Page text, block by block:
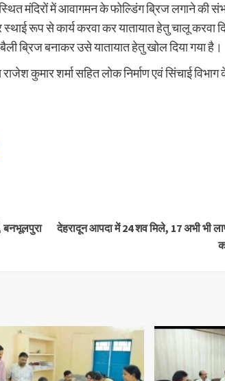
मंदिरों में आवागमन के फोल्डिंग ब्रिज लगाने की
रूप से कार्य करवा कर यातायात हेतु चालू करवा
ब्रिज बनाकर उसे यातायात हेतु खोल दिया गया है।
कुमार शर्मा सहित लोक निर्माण एवं सिंचाई
बनभूलपुरा
देहरादून आपदा में 24 शव मिले, 17 अभी भी